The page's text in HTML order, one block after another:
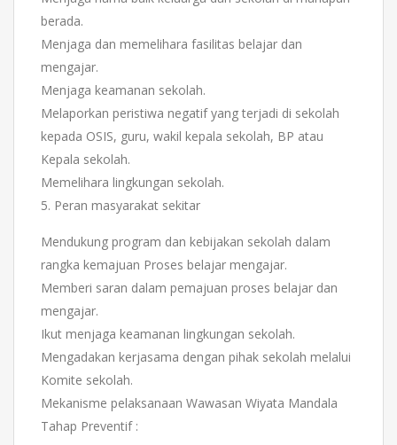
berada.
Menjaga dan memelihara fasilitas belajar dan
mengajar.
Menjaga keamanan sekolah.
Melaporkan peristiwa negatif yang terjadi di sekolah
kepada OSIS, guru, wakil kepala sekolah, BP atau
Kepala sekolah.
Memelihara lingkungan sekolah.
5. Peran masyarakat sekitar
Mendukung program dan kebijakan sekolah dalam
rangka kemajuan Proses belajar mengajar.
Memberi saran dalam pemajuan proses belajar dan
mengajar.
Ikut menjaga keamanan lingkungan sekolah.
Mengadakan kerjasama dengan pihak sekolah melalui
Komite sekolah.
Mekanisme pelaksanaan Wawasan Wiyata Mandala
Tahap Preventif :